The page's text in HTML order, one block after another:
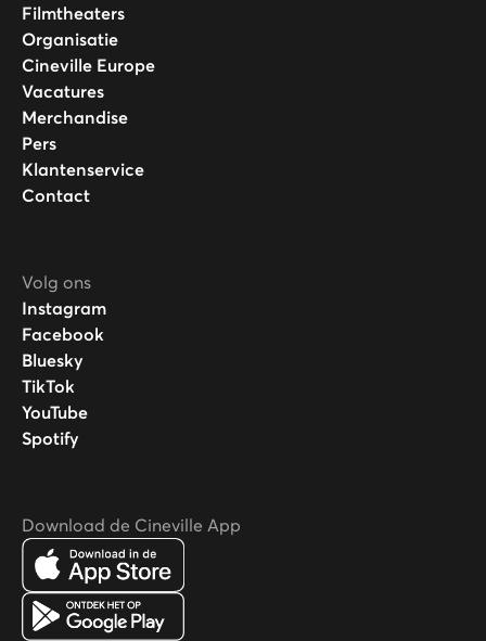
Filmtheaters
Organisatie
Cineville Europe
Vacatures
Merchandise
Pers
Klantenservice
Contact
Volg ons
Instagram
Facebook
Bluesky
TikTok
YouTube
Spotify
Download de Cineville App